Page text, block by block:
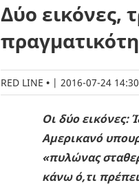
Δύο εικόνες,
RED LINE | 2016-07-24
Οι δύο εικόνες:
Aμερικανό
«πυλώνας
κάνω ό,τι